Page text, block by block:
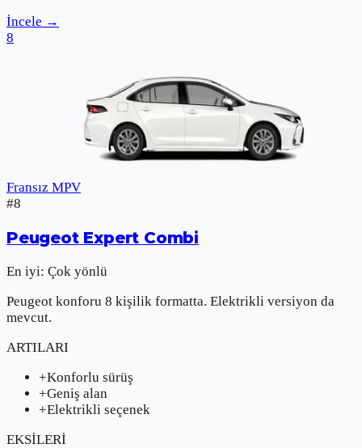
İncele →
8
Fransız MPV
#8
Peugeot Expert Combi
En iyi: Çok yönlü
Peugeot konforu 8 kişilik formatta. Elektrikli versiyon da
mevcut.
ARTILARI
+Konforlu sürüş
+Geniş alan
+Elektrikli seçenek
EKSİLERİ